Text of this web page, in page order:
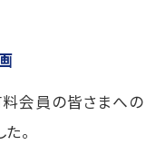
料会員の皆さまへの
。